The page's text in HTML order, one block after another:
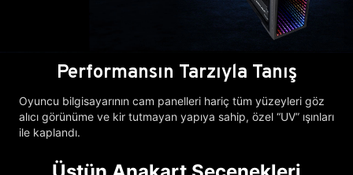
Performansın Tarzıyla Tanış
Oyuncu bilgisayarının cam panelleri hariç tüm yüzeyleri göz
alıcı görünüme ve kir tutmayan yapıya sahip, özel “UV” ışınları
ile kaplandı.